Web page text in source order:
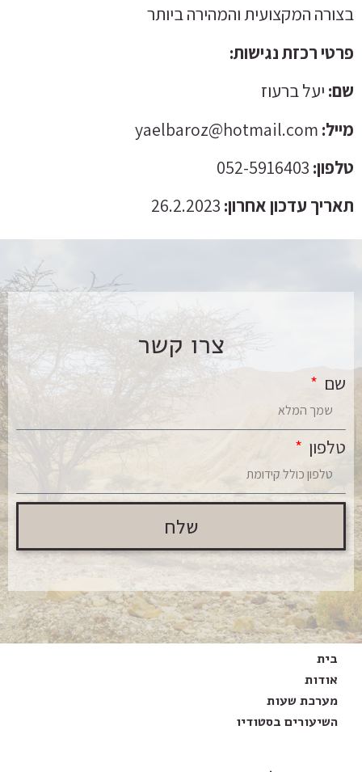
בצורה המקצועית והמהירה ביותר
פרטי רכזת נגישות:
שם: יעל ברעוז
מייל: yaelbaroz@hotmail.com
טלפון: 052-5916403
תאריך עדכון אחרון:
צרו קשר
שם
טלפון
שלח
בית
אודות
מערכת שעות
השיעורים בסטודיו